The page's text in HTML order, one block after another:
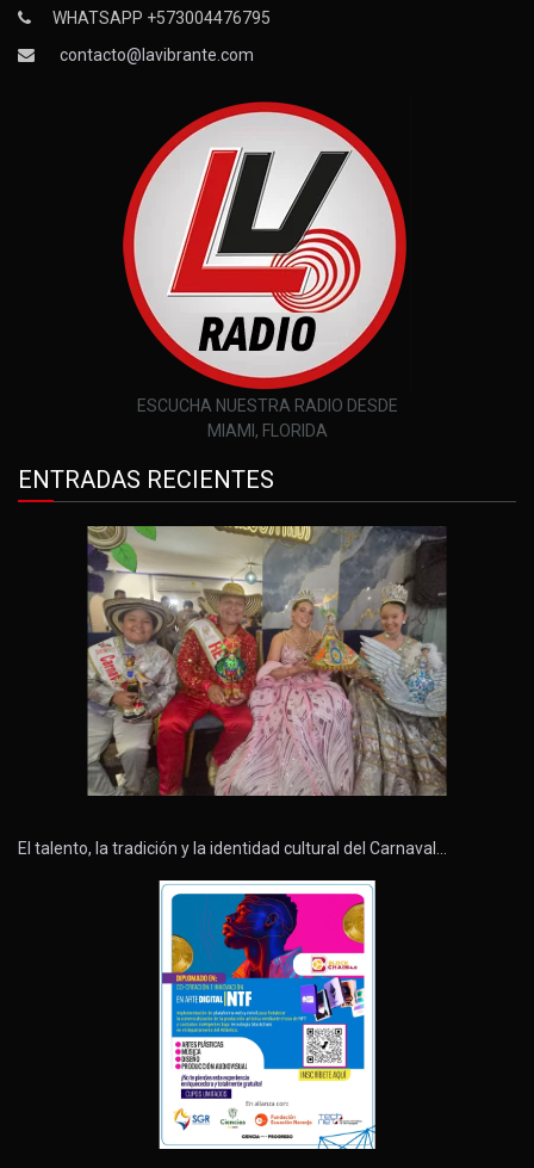
WHATSAPP +573004476795
contacto@lavibrante.com
ESCUCHA NUESTRA RADIO DESDE
MIAMI, FLORIDA
ENTRADAS RECIENTES
El talento, la tradición y la identidad cultural del Carnaval…